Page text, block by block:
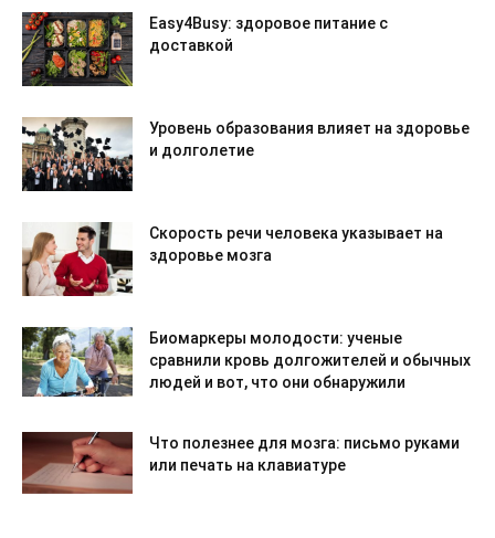
Easy4Busy: здоровое питание с
доставкой
Уровень образования влияет на здоровье
и долголетие
Скорость речи человека указывает на
здоровье мозга
Биомаркеры молодости: ученые
сравнили кровь долгожителей и обычных
людей и вот, что они обнаружили
Что полезнее для мозга: письмо руками
или печать на клавиатуре